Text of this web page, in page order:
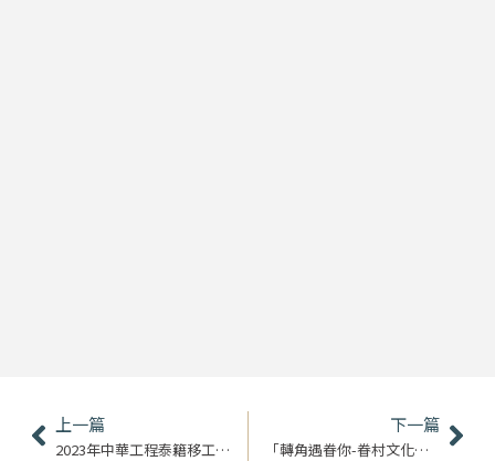
上一頁
上一篇
2023年中華工程泰籍移工表達性藝術治療工作坊
下一篇
「轉角遇眷你-眷村文化記憶展」ESG活動
下